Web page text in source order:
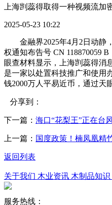
上海剀蕊得取得一种视频流加
2025-05-23 10:22
金融界2025年4月2日动静
权通知布告号 CN 118870059
眼查材料显示，上海剀蕊得消
是一家以处置科技推广和使用
钱2000万人平易近币，通过天
分享到：
下一篇： 海口“花梨王”正在台
上一篇： 国度政策！楠凤凰精
返回列表
关于我们 木业资讯 木制品知识
服务热线：